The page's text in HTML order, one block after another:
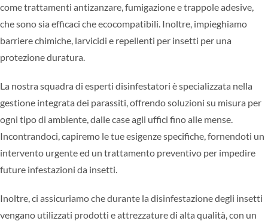
come trattamenti antizanzare, fumigazione e trappole adesive,
che sono sia efficaci che ecocompatibili. Inoltre, impieghiamo
barriere chimiche, larvicidi e repellenti per insetti per una
protezione duratura.
La nostra squadra di esperti disinfestatori è specializzata nella
gestione integrata dei parassiti, offrendo soluzioni su misura per
ogni tipo di ambiente, dalle case agli uffici fino alle mense.
Incontrandoci, capiremo le tue esigenze specifiche, fornendoti un
intervento urgente ed un trattamento preventivo per impedire
future infestazioni da insetti.
Inoltre, ci assicuriamo che durante la disinfestazione degli insetti
vengano utilizzati prodotti e attrezzature di alta qualità, con un